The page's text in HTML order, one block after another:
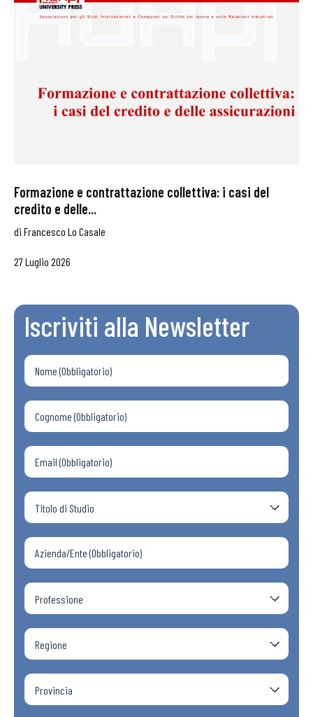
Formazione e contrattazione collettiva: i casi del
credito e delle...
di Francesco Lo Casale
27 Luglio 2026
Iscriviti alla Newsletter